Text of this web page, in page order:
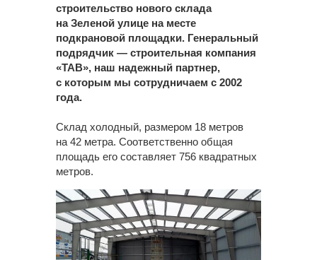
строительство нового склада
на Зеленой улице на месте
подкрановой площадки. Генеральный
подрядчик — строительная компания
«ТАВ», наш надежный партнер,
с которым мы сотрудничаем с 2002
года.
Склад холодный, размером 18 метров
на 42 метра. Соответственно общая
площадь его составляет 756 квадратных
метров.